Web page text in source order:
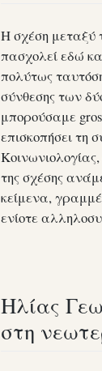
Η σχέση μεταξύ
πασχολεί εδώ
πολύτως
σύνθεσης των
μπορούσαμε
επισκοπήσει τη
της σχέσης
κείμενα,
ενίοτε
Ηλίας
στη